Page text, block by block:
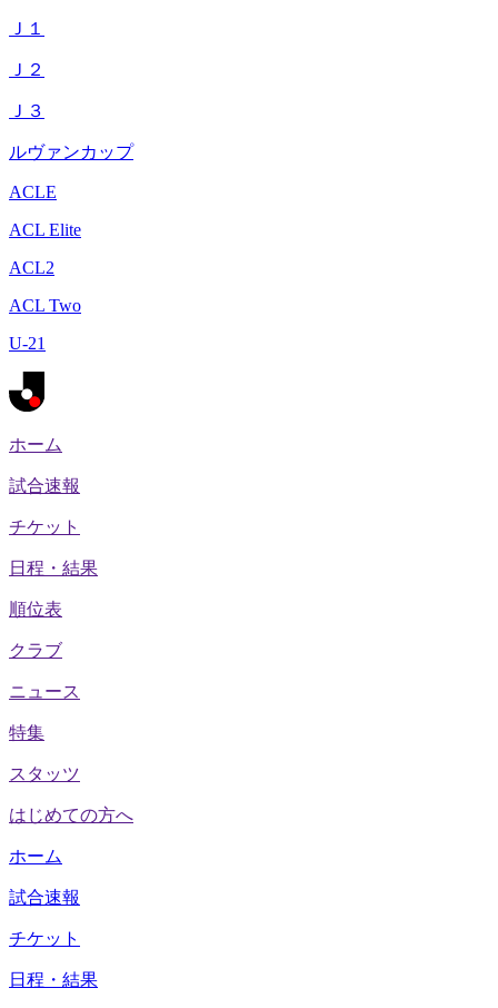
Ｊ１
Ｊ２
Ｊ３
ルヴァンカップ
ACLE
ACL Elite
ACL2
ACL Two
U-21
ホーム
試合速報
チケット
日程・結果
順位表
クラブ
ニュース
特集
スタッツ
はじめての方へ
ホーム
試合速報
チケット
日程・結果